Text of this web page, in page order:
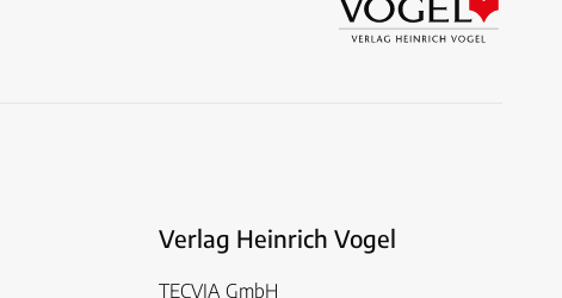
Verlag Heinrich Vogel
TECVIA GmbH